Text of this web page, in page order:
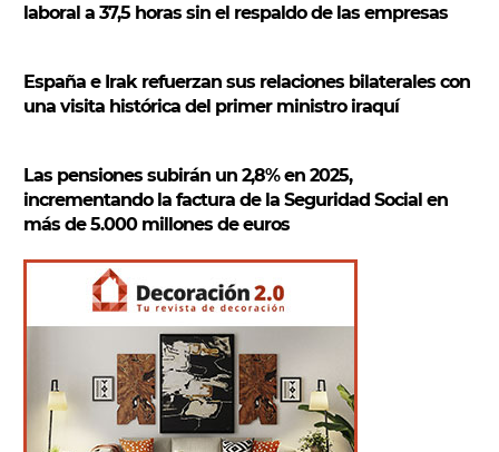
laboral a 37,5 horas sin el respaldo de las empresas
España e Irak refuerzan sus relaciones bilaterales con
una visita histórica del primer ministro iraquí
Las pensiones subirán un 2,8% en 2025,
incrementando la factura de la Seguridad Social en
más de 5.000 millones de euros